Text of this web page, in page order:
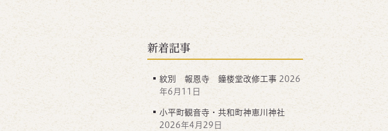
新着記事
紋別 報恩寺 鐘楼堂改修工事 2026
年6月11日
小平町観音寺・共和町神恵川神社
2026年4月29日